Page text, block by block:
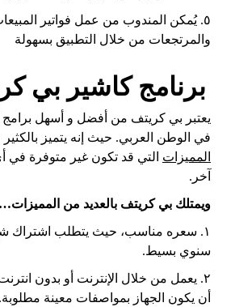
٥. يُمكن المندوب من عمل فواتير
والمرتجعات من خلال التطبيق بسهولة
برنامج كاشير بي
يعتبر بي كريتف من أفضل و أسهل برامج
في الوطن العربي. حيث إنه يتميز
المميزات التي قد تكون غير متوفرة في
آخر.
ويمتلك بي كريتف بالعديد من المميزات…
١. سعره مناسب، حيث يتطلب اشتراك
سنوي بسيط.
٢. يعمل من خلال الإنترنت أو بدون
أن يكون الجهاز بمواصفات معينة مطلوبة.